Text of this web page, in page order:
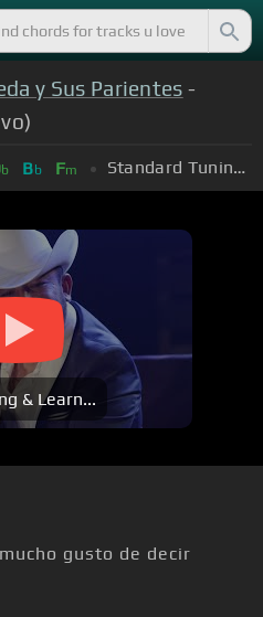
y Sus Parientes -
b Bb Fm Standard Tuning (EADGBE)
& Learn...
gusto de decir